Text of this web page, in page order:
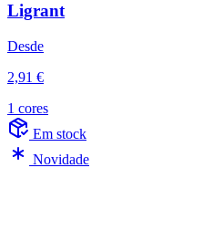
Ligrant
Desde
2,91 €
1 cores
Em stock
Novidade